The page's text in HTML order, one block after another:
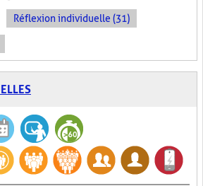
Réflexion individuelle (31)